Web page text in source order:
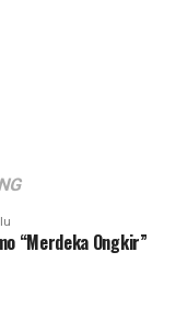
“Merdeka Ongkir”